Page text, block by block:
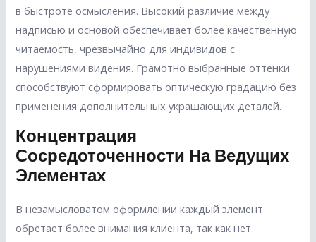
в быстроте осмысления. Высокий различие между
надписью и основой обеспечивает более качественную
читаемость, чрезвычайно для индивидов с
нарушениями видения. Грамотно выбранные оттенки
способствуют сформировать оптическую градацию без
применения дополнительных украшающих деталей.
Концентрация
Сосредоточенности На Ведущих
Элементах
В незамысловатом оформлении каждый элемент
обретает более внимания клиента, так как нет